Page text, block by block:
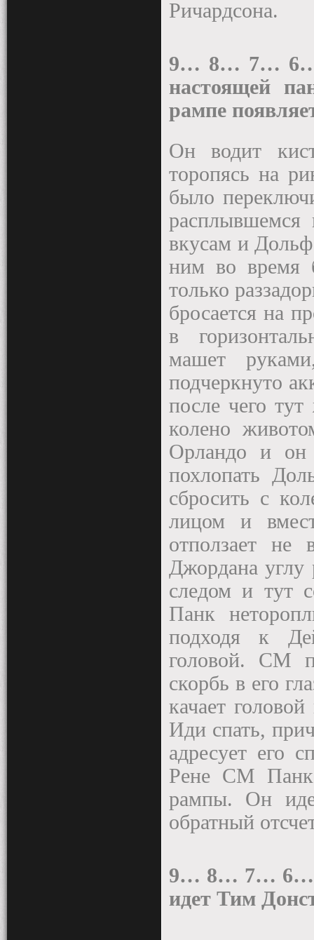
Ричардсона.
9… 8… 7… 6…
настоящей
рампе
Он водит
торопясь на
было
вкусам и
ним во время
только
бросается на
в
машет
подчеркнуто
после чего
колено
Орландо и он
похлопать
сбросить с
лицом и
отползает не
Джордана углу
следом и тут
Панк
подходя к
головой. СМ
скорбь в его
качает
Иди спать,
адресует его
Рене СМ Панк
рампы. Он
обратный
9… 8… 7…
идет Тим